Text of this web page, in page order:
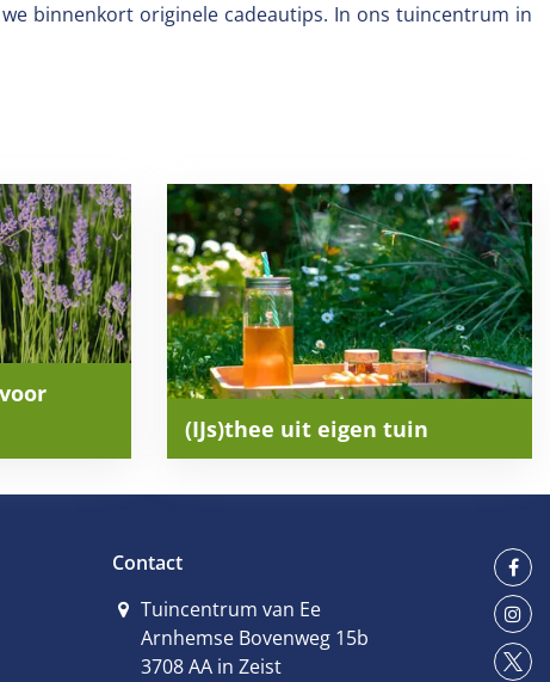
binnenkort originele cadeautips. In ons tuincentrum in
(IJs)thee uit eigen tuin
Contact
Tuincentrum van Ee
Arnhemse Bovenweg 15b
3708 AA in Zeist